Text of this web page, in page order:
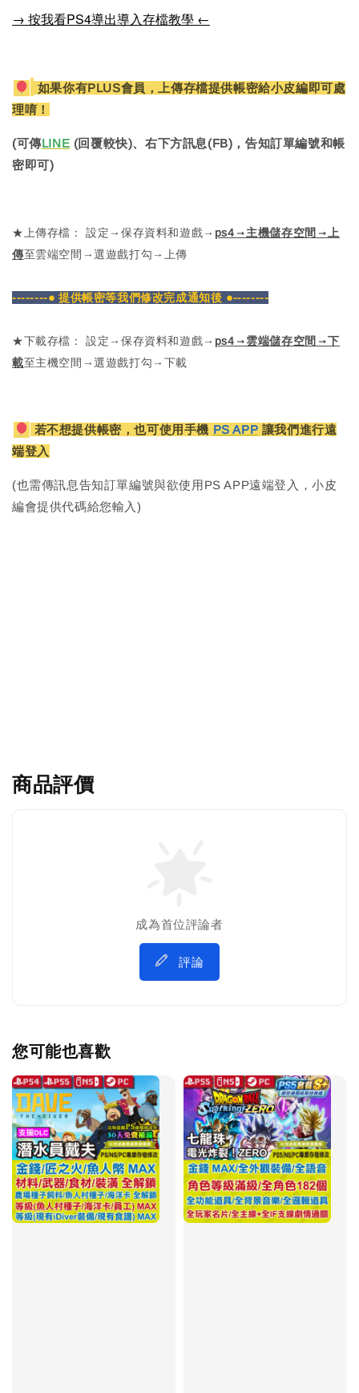
→ 按我看PS4導出導入存檔教學 ←
如果你有PLUS會員，上傳存檔提供帳密給小皮編即可處
理唷！
(可傳LINE (回覆較快)、右下方訊息(FB)，告知訂單編號和帳
密即可)
★上傳存檔： 設定→保存資料和遊戲→ ps4→主機儲存空間→上
傳至雲端空間→選遊戲打勾→上傳
--------● 提供帳密等我們修改完成通知後 ●--------
★下載存檔： 設定→保存資料和遊戲→ ps4→雲端儲存空間→下
載至主機空間→選遊戲打勾→下載
若不想提供帳密，也可使用手機 PS APP 讓我們進行遠
端登入
(也需傳訊息告知訂單編號與欲使用PS APP遠端登入，小皮
編會提供代碼給您輸入)
商品評價
成為首位評論者
評論
您可能也喜歡